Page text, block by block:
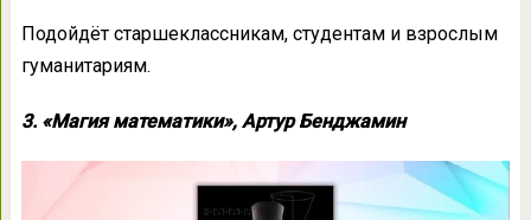
Подойдёт старшеклассникам, студентам и взрослым
гуманитариям.
3. «Магия математики», Артур Бенджамин